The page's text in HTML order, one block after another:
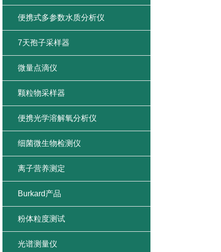
便携式多参数水质分析仪
7天孢子采样器
微量点滴仪
颗粒物采样器
便携光学溶解氧分析仪
细菌微生物检测仪
离子营养测定
Burkard产品
粉体粒度测试
光谱测量仪